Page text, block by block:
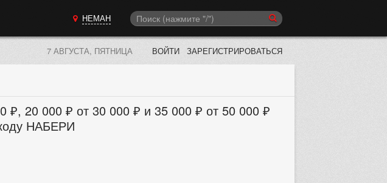
НЕМАН
7 АВГУСТА, ПЯТНИЦА ВОЙТИ ЗАРЕГИСТРИРОВАТЬСЯ
₽, 20 000 ₽ от 30 000 ₽ и 35 000 ₽ от 50 000 ₽
НАБЕРИ